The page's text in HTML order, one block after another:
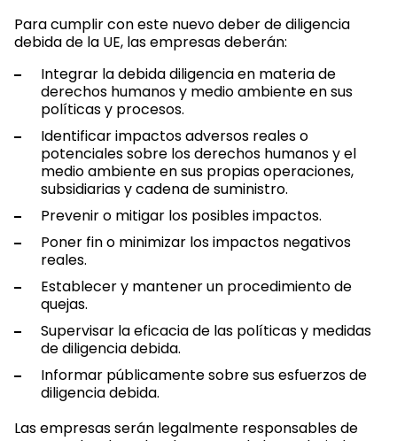
Para cumplir con este nuevo deber de diligencia
debida de la UE, las empresas deberán:
Integrar la debida diligencia en materia de
derechos humanos y medio ambiente en sus
políticas y procesos.
Identificar impactos adversos reales o
potenciales sobre los derechos humanos y el
medio ambiente en sus propias operaciones,
subsidiarias y cadena de suministro.
Prevenir o mitigar los posibles impactos.
Poner fin o minimizar los impactos negativos
reales.
Establecer y mantener un procedimiento de
quejas.
Supervisar la eficacia de las políticas y medidas
de diligencia debida.
Informar públicamente sobre sus esfuerzos de
diligencia debida.
Las empresas serán legalmente responsables de